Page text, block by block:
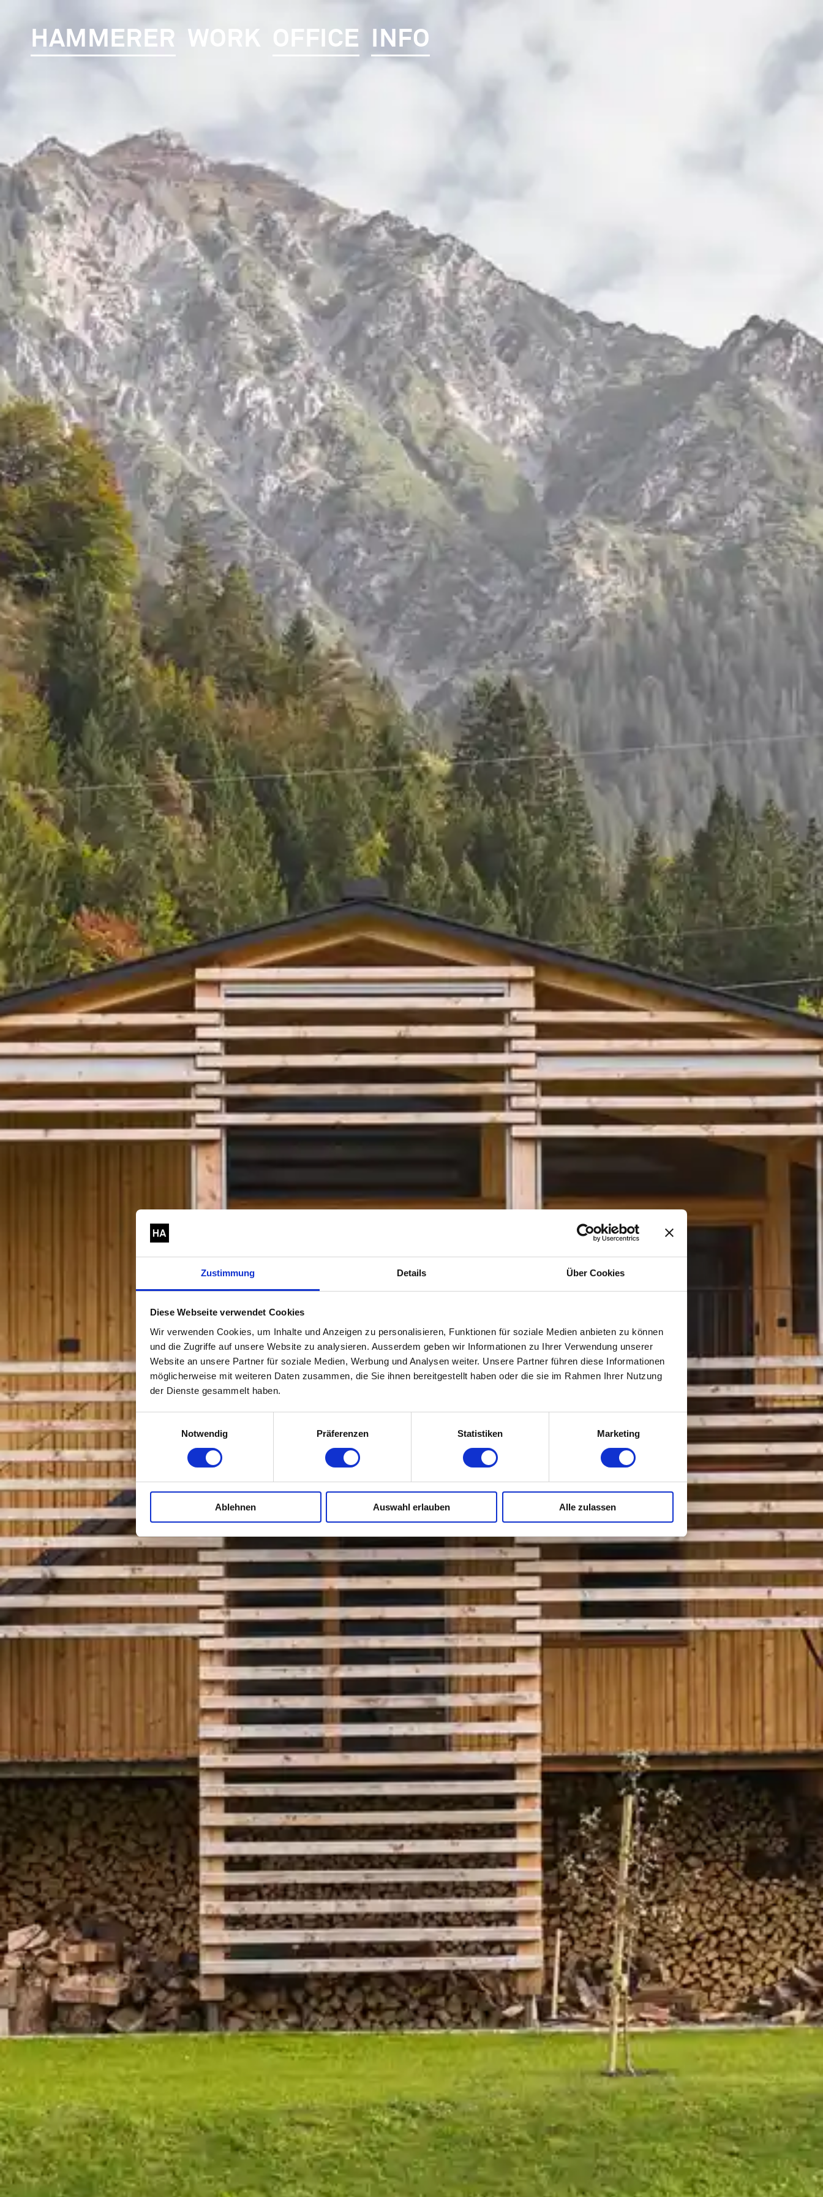
Zustimmung Details Über Cookies
Diese Webseite verwendet Cookies
Wir verwenden Cookies, um Inhalte und Anzeigen zu personalisieren, Funktionen für soziale Medien anbieten zu können
und die Zugriffe auf unsere Website zu analysieren. Ausserdem geben wir Informationen zu Ihrer Verwendung unserer
Website an unsere Partner für soziale Medien, Werbung und Analysen weiter. Unsere Partner führen diese Informationen
möglicherweise mit weiteren Daten zusammen, die Sie ihnen bereitgestellt haben oder die sie im Rahmen Ihrer Nutzung
der Dienste gesammelt haben.
Einwilligungsauswahl
Notwendig
Präferenzen Statistiken Marketing
Ablehnen Auswahl erlauben Alle zulassen
HAMMERER WORK OFFICE INFO